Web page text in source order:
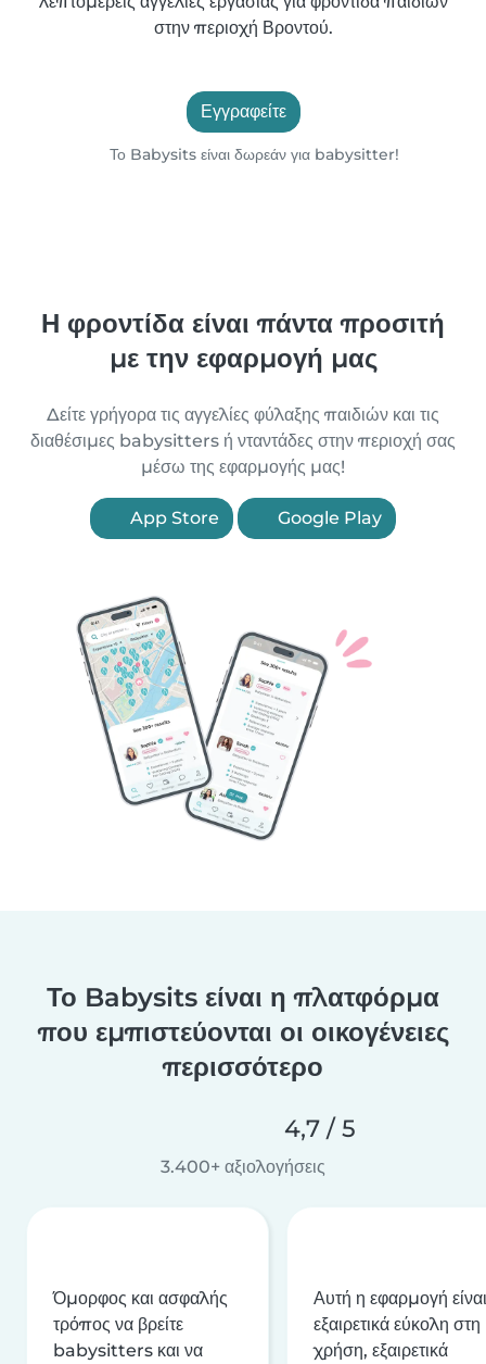
στην περιοχή Βροντού.
Εγγραφείτε
Το Babysits είναι δωρεάν για babysitter!
Η φροντίδα είναι πάντα προσιτή
με την εφαρμογή μας
Δείτε γρήγορα τις αγγελίες φύλαξης παιδιών και τις
διαθέσιμες babysitters ή νταντάδες στην περιοχή σας
μέσω της εφαρμογής μας!
App Store Google Play
Το Babysits είναι η πλατφόρμα
που εμπιστεύονται οι οικογένειες
περισσότερο
4,7 / 5
3.400+ αξιολογήσεις
Όμορφος και ασφαλής
τρόπος να βρείτε
babysitters και να
Αυτή η εφαρμογή είναι
εξαιρετικά εύκολη στη
χρήση, εξαιρετικά